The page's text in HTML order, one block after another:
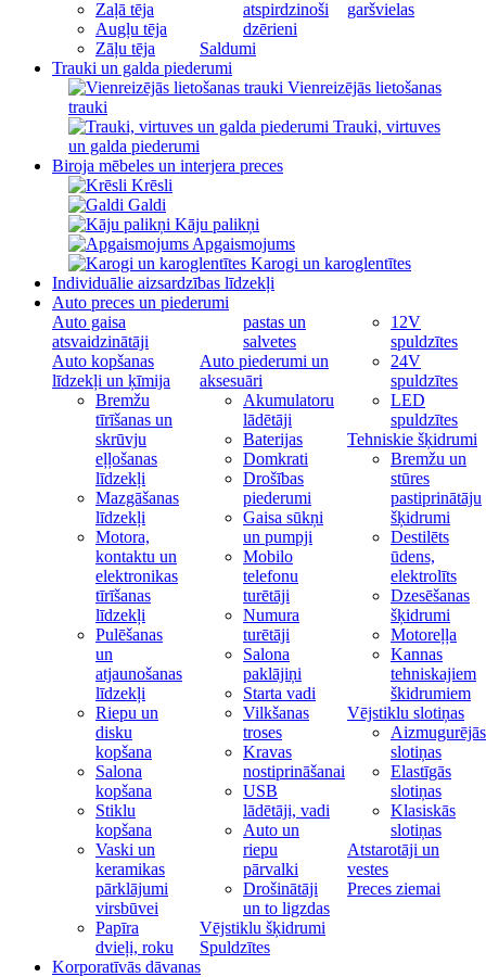
Zaļā tēja
Augļu tēja
Zāļu tēja
atspirdzinoši
dzērieni
Saldumi
garšvielas
Trauki un galda piederumi
Vienreizējās lietošanas
trauki
Trauki, virtuves
un galda piederumi
Biroja mēbeles un interjera preces
Krēsli
Galdi
Kāju palikņi
Apgaismojums
Karogi un karoglentītes
Individuālie aizsardzības līdzekļi
Auto preces un piederumi
Auto gaisa
atsvaidzinātāji
Auto kopšanas
līdzekļi un ķīmija
Bremžu
tīrīšanas un
skrūvju
eļļošanas
līdzekļi
Mazgāšanas
līdzekļi
Motora,
kontaktu un
elektronikas
tīrīšanas
līdzekļi
Pulēšanas
un
atjaunošanas
līdzekļi
Riepu un
disku
kopšana
Salona
kopšana
Stiklu
kopšana
Vaski un
keramikas
pārklājumi
virsbūvei
Papīra
dvieļi, roku
pastas un
salvetes
Auto piederumi un
aksesuāri
Akumulatoru
lādētāji
Baterijas
Domkrati
Drošības
piederumi
Gaisa sūkņi
un pumpji
Mobilo
telefonu
turētāji
Numura
turētāji
Salona
paklājiņi
Starta vadi
Vilkšanas
troses
Kravas
nostiprināšanai
USB
lādētāji, vadi
Auto un
riepu
pārvalki
Drošinātāji
un to ligzdas
Vējstiklu šķidrumi
Spuldzītes
12V
spuldzītes
24V
spuldzītes
LED
spuldzītes
Tehniskie šķidrumi
Bremžu un
stūres
pastiprinātāju
šķidrumi
Destilēts
ūdens,
elektrolīts
Dzesēšanas
šķidrumi
Motoreļļa
Kannas
tehniskajiem
škidrumiem
Vējstiklu slotiņas
Aizmugurējās
slotiņas
Elastīgās
slotiņas
Klasiskās
slotiņas
Atstarotāji un
vestes
Preces ziemai
Korporatīvās dāvanas